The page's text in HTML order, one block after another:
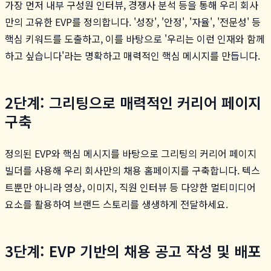
가장 먼저 내부 구성원 인터뷰, 경쟁사 분석 등을 통해 우리 회사
만의 고유한 EVP를 정의합니다. '성장', '안정', '자율', '전문성' 등
핵심 키워드를 도출하고, 이를 바탕으로 '우리는 이런 인재와 함께
하고 싶습니다'라는 명확하고 매력적인 핵심 메시지를 만듭니다.
2단계: 그리팅으로 매력적인 커리어 페이지
구축
정의된 EVP와 핵심 메시지를 바탕으로 그리팅의 커리어 페이지
빌더를 사용해 우리 회사만의 채용 홈페이지를 구축합니다. 텍스
트뿐만 아니라 영상, 이미지, 직원 인터뷰 등 다양한 멀티미디어
요소를 활용하여 브랜드 스토리를 생생하게 전달하세요.
3단계: EVP 기반의 채용 공고 작성 및 배포